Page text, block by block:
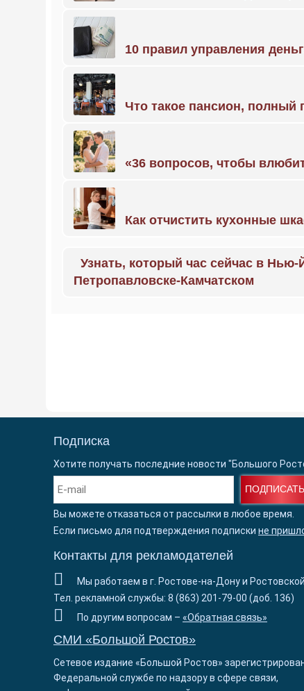
10 правил управления
Что такое пансион, полный
«36 вопросов, чтобы
Как отчистить кухонные
Узнать, который час сейчас в
Петропавловске-Камчатском
Подписка
Хотите получать последние новости "Большого
Вы можете отказаться от рассылки в любое время.
Если письмо для подтверждения подписки не
Контакты для рекламодателей
Мы работаем в г. Ростове-на-Дону и
Тел. рекламной службы: 8 (863) 201-79-00 (доб. 136)
По другим вопросам – «Обратная связь»
СМИ «Большой Ростов»
Сетевое издание «Большой Ростов»
Федеральной службе по надзору в сфере связи,